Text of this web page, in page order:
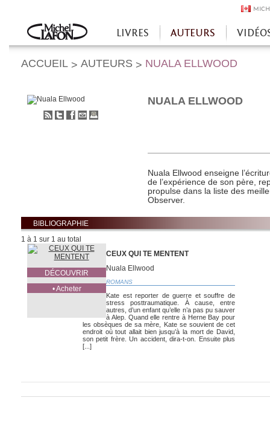
Accueil
LIVRES AUTEURS
ACCUEIL > AUTEURS > NUALA ELLWOOD
NUALA ELLWOOD
Nuala Ellwood enseigne
de l’expérience de son père,
propulse dans la liste des
Observer.
BIBLIOGRAPHIE
1 à 1 sur 1 au total
DÉCOUVRIR
• Acheter
CEUX QUI TE MENTENT
Nuala Ellwood
ROMANS
Kate est reporter de guerre et souffre de
stress posttraumatique. À cause, entre
autres, d’un enfant qu’elle n’a pas pu sauver
à Alep. Quand elle rentre à Herne Bay pour
les obsèques de sa mère, Kate se souvient de cet
endroit où tout allait bien jusqu’à la mort de David,
son petit frère. Un accident, dira-t-on. Ensuite plus
[...]